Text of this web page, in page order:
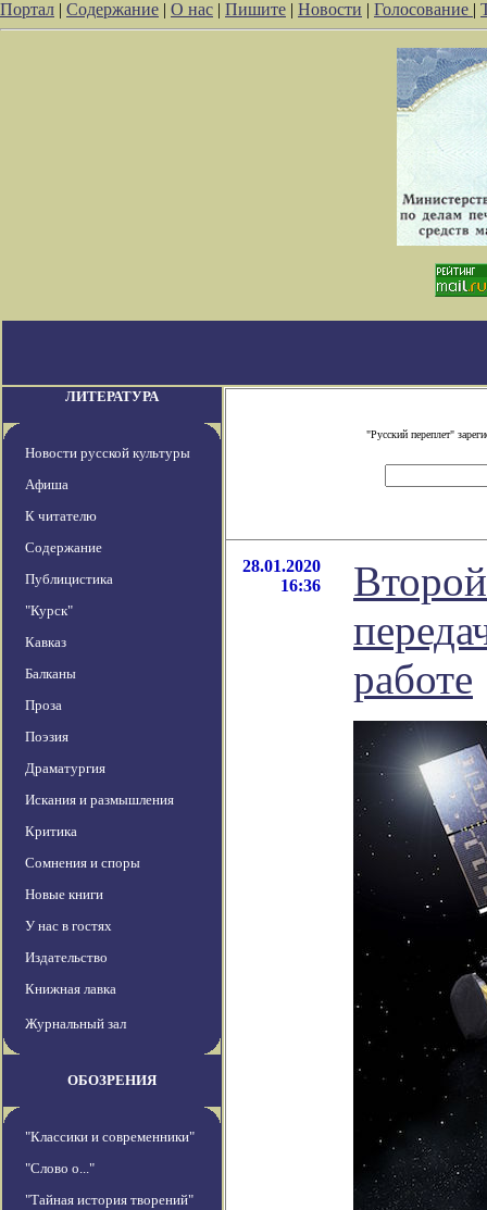
Портал | Содержание | О нас | Пишите | Новости | Голосование |
ЛИТЕРАТУРА
Новости русской культуры
Афиша
К читателю
Содержание
Публицистика
"Курск"
Кавказ
Балканы
Проза
Поэзия
Драматургия
Искания и размышления
Критика
Сомнения и споры
Новые книги
У нас в гостях
Издательство
Книжная лавка
Журнальный зал
ОБОЗРЕНИЯ
"Классики и современники"
"Слово о..."
"Тайная история творений"
"Русский переплет"
28.01.2020
16:36
работе